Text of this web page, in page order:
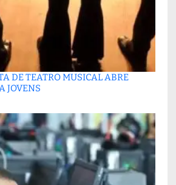
DE TEATRO MUSICAL ABRE
JOVENS